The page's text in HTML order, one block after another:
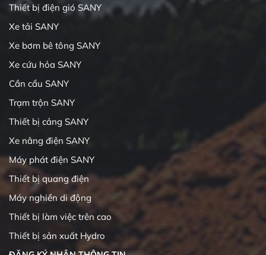
Thiết bị điện gió SANY
Xe tải SANY
Xe bơm bê tông SANY
Xe cứu hỏa SANY
Cần cẩu SANY
Trạm trộn SANY
Thiết bị cảng SANY
Xe nâng điện SANY
Máy phát điện SANY
Thiết bị quang điện
Máy nghiền di động
Thiết bị làm việc trên cao
Thiết bị sản xuất Hydro